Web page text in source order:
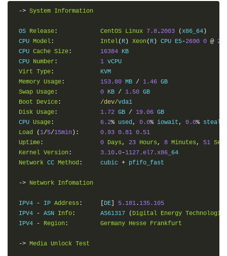
-> System Information
OS Release : CentOS Linux 7.8 .2003 (x86_64)
CPU Model : Intel( R) Xeon( R) CPU E5-2690 0 @
CPU Cache Size : 16384 KB
CPU Number : 1 vCPU
Virt Type :
             KVM
Memory Usage : 153.80 MB / 1.46 GB
Swap Usage : 0 KB / 1.50 GB
Boot
Device : /dev/vda1
Disk Usage : 1.72 GB / 19.06 GB
CPU Usage : 6.2% used, 0.0% iowait , 0.0% steal
Load
( 1/5/15min): 0.93 0.81 0.51
Uptime : 0 Days , 23 Hours , 8 Minutes , 51
Kernel Version : 3.10 .0-1127.el7.x86 _64
Network CC Method :
     cubic
+ pfifo_fast
-> Network Infomation
IPV4 - IP Address : [DE] 5.181 . 135.105
IPV4
- ASN Info :
       AS61317
( Digital Energy
IPV4
- Region : Germany Hesse Frankfurt
-> Media Unlock Test